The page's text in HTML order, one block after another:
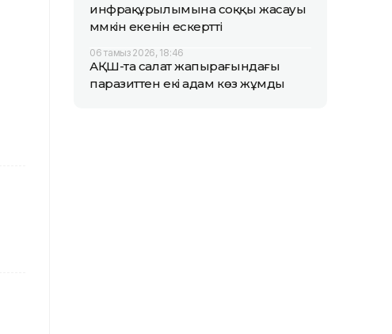
инфрақұрылымына соққы жасауы
мүмкін екенін ескертті
06 тамыз 2026, 18:46
АҚШ-та салат жапырағындағы
паразиттен екі адам көз жұмды